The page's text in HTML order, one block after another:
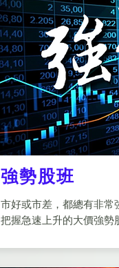
強勢股班
市好或市差，都總有非常
把握急速上升的大價強勢